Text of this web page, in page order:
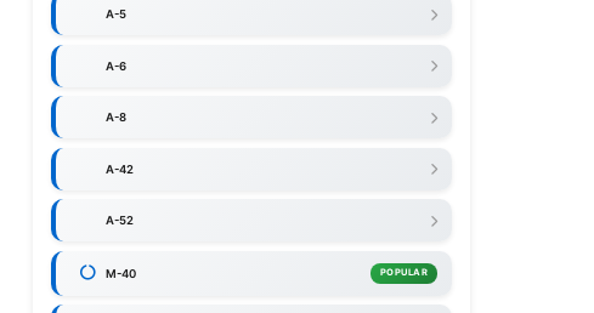
A-5
A-6
A-8
A-42
A-52
M-40 POPULAR